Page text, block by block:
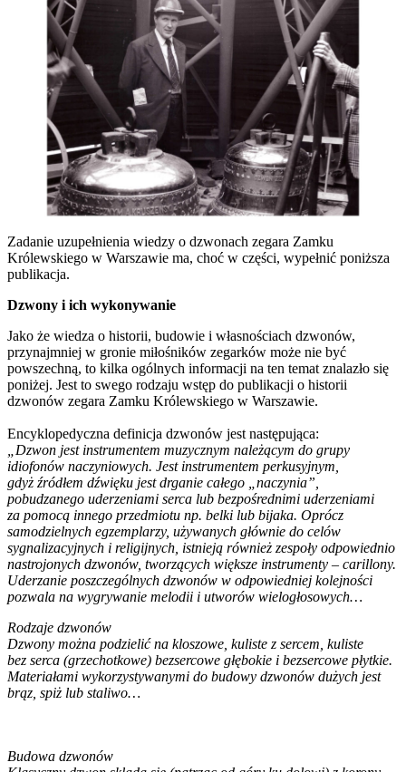
Zadanie uzupełnienia wiedzy o dzwonach zegara Zamku
Królewskiego w Warszawie ma, choć w części, wypełnić poniższa
publikacja.
Dzwony i ich wykonywanie
Jako że wiedza o historii, budowie i własnościach dzwonów,
przynajmniej w gronie miłośników zegarków może nie być
powszechną, to kilka ogólnych informacji na ten temat znalazło się
poniżej. Jest to swego rodzaju wstęp do publikacji o historii
dzwonów zegara Zamku Królewskiego w Warszawie.
Encyklopedyczna definicja dzwonów jest następująca:
„Dzwon jest instrumentem muzycznym należącym do grupy
idiofonów naczyniowych. Jest instrumentem perkusyjnym,
gdyż źródłem dźwięku jest drganie całego „naczynia”,
pobudzanego uderzeniami serca lub bezpośrednimi uderzeniami
za pomocą innego przedmiotu np. belki lub bijaka. Oprócz
samodzielnych egzemplarzy, używanych głównie do celów
sygnalizacyjnych i religijnych, istnieją również zespoły odpowiednio
nastrojonych dzwonów, tworzących większe instrumenty – carillony.
Uderzanie poszczególnych dzwonów w odpowiedniej kolejności
pozwala na wygrywanie melodii i utworów wielogłosowych…
Rodzaje dzwonów
Dzwony można podzielić na kloszowe, kuliste z sercem, kuliste
bez serca (grzechotkowe) bezsercowe głębokie i bezsercowe płytkie.
Materiałami wykorzystywanymi do budowy dzwonów dużych jest
brąz, spiż lub staliwo…
Budowa dzwonów